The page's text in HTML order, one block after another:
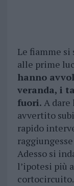
Le fiamme si
alle prime
hanno
veranda, i
fuori. A
avvertito
rapido
Adesso si
l’ipotesi più
cortocircuito.